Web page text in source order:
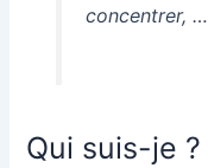
concentrer, …
Qui suis-je ?